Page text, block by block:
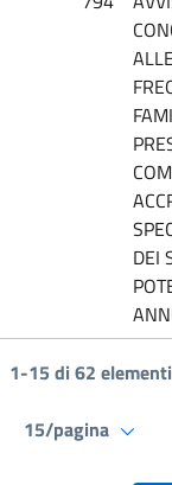
DEI
1-15 di 62 elementi
15/pagina